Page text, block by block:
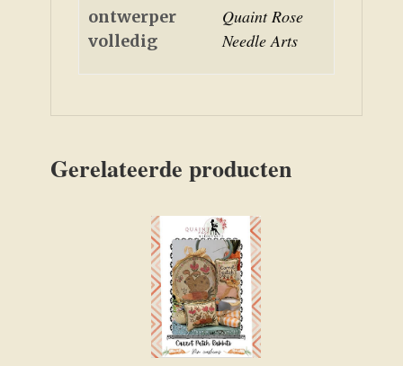
ontwerper
volledig
Quaint Rose
Needle Arts
Gerelateerde producten